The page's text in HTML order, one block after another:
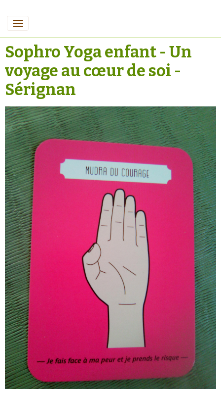
Sophro Yoga enfant - Un
voyage au cœur de soi -
Sérignan